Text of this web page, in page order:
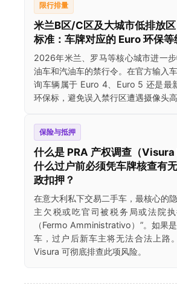
限行排量
米兰B区/C区及大城市低排放
标准：车牌对应的 Euro 环保等
2026年米兰、罗马等核心城市进一
油车和汽油车的禁行令。在官方输入
询车辆属于 Euro 4、Euro 5 还是最
环保标，避免误入禁行区遭遇摄像头高
保险与抵押
什么是 PRA 产权调查（Visura
什么过户前必须凭车牌核查有
政扣押？
在意大利私下交易二手车，最核心的
主欠税或吃官司被税务局或法院
（Fermo Amministrativo）”。如果
车，过户后新车主将无法合法上路
Visura 可彻底排查此项风险。